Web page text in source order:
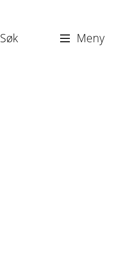
Søk Meny